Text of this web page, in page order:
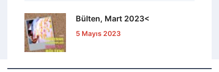
Bülten, Mart 2023<
5 Mayıs 2023